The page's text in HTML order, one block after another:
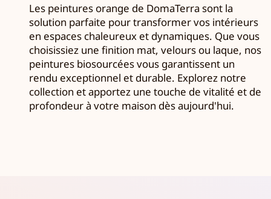
Les peintures orange de DomaTerra sont la
solution parfaite pour transformer vos intérieurs
en espaces chaleureux et dynamiques. Que vous
choisissiez une finition mat, velours ou laque, nos
peintures biosourcées vous garantissent un
rendu exceptionnel et durable. Explorez notre
collection et apportez une touche de vitalité et de
profondeur à votre maison dès aujourd'hui.